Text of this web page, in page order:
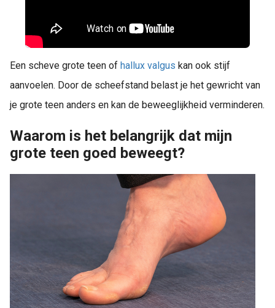
Een scheve grote teen of hallux valgus kan ook stijf
aanvoelen. Door de scheefstand belast je het gewricht van
je grote teen anders en kan de beweeglijkheid verminderen.
Waarom is het belangrijk dat mijn
grote teen goed beweegt?